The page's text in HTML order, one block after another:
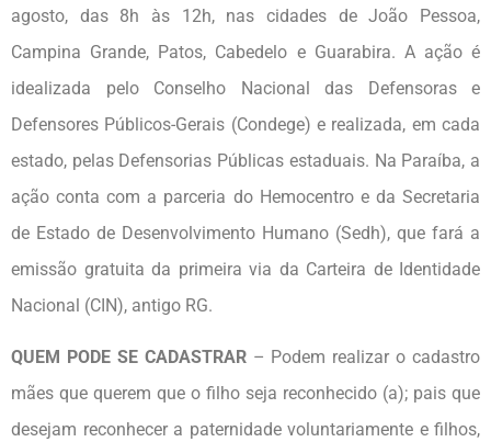
agosto, das 8h às 12h, nas cidades de João Pessoa,
Campina Grande, Patos, Cabedelo e Guarabira. A ação é
idealizada pelo Conselho Nacional das Defensoras e
Defensores Públicos-Gerais (Condege) e realizada, em cada
estado, pelas Defensorias Públicas estaduais. Na Paraíba, a
ação conta com a parceria do Hemocentro e da Secretaria
de Estado de Desenvolvimento Humano (Sedh), que fará a
emissão gratuita da primeira via da Carteira de Identidade
Nacional (CIN), antigo RG.
QUEM PODE SE CADASTRAR– Podem realizar o cadastro
mães que querem que o filho seja reconhecido (a); pais que
desejam reconhecer a paternidade voluntariamente e filhos,